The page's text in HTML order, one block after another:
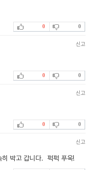
0 0
신고
0 0
신고
0 0
신고
히 박고 갑니다. 퍽퍽 푸욱!